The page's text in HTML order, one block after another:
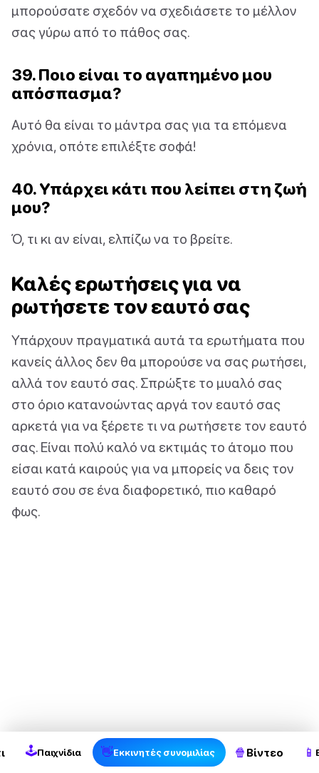
μπορούσατε σχεδόν να σχεδιάσετε το μέλλον
σας γύρω από το πάθος σας.
39. Ποιο είναι το αγαπημένο μου
απόσπασμα?
Αυτό θα είναι το μάντρα σας για τα επόμενα
χρόνια, οπότε επιλέξτε σοφά!
40. Υπάρχει κάτι που λείπει στη ζωή
μου?
Ό, τι κι αν είναι, ελπίζω να το βρείτε.
Καλές ερωτήσεις για να
ρωτήσετε τον εαυτό σας
Υπάρχουν πραγματικά αυτά τα ερωτήματα που
κανείς άλλος δεν θα μπορούσε να σας ρωτήσει,
αλλά τον εαυτό σας. Σπρώξτε το μυαλό σας
στο όριο κατανοώντας αργά τον εαυτό σας
αρκετά για να ξέρετε τι να ρωτήσετε τον εαυτό
σας. Είναι πολύ καλό να εκτιμάς το άτομο που
είσαι κατά καιρούς για να μπορείς να δεις τον
εαυτό σου σε ένα διαφορετικό, πιο καθαρό
φως.
🕹Παιχνίδια 👋Εκκινητές συνομιλίας 🍿 Βίντεο 📱